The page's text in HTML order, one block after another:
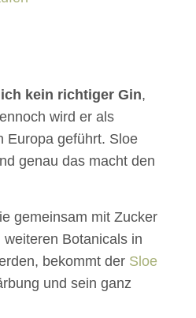
kein richtiger Gin,
wird er als
Europa geführt. Sloe
genau das macht den
gemeinsam mit Zucker
Botanicals in
bekommt der Sloe
und sein ganz